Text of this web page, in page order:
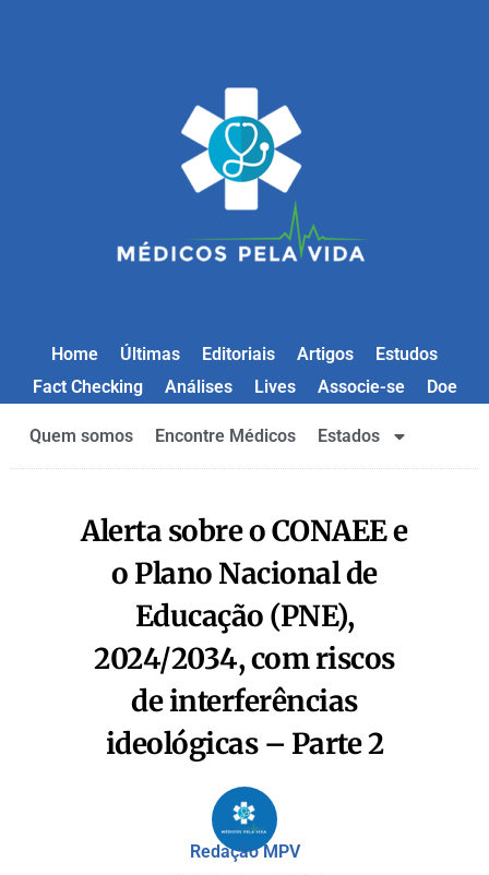
Home Últimas Editoriais Artigos
Estudos
Fact Checking
Análises Lives Associe-se Doe
Quem somos Encontre Médicos Estados
Alerta sobre o CONAEE e
o Plano Nacional de
Educação (PNE),
2024/2034, com riscos
de interferências
ideológicas – Parte 2
Redação MPV